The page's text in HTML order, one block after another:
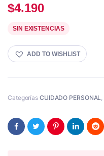
$4.190
SIN EXISTENCIAS
ADD TO WISHLIST
Categorías CUIDADO PERSONAL,